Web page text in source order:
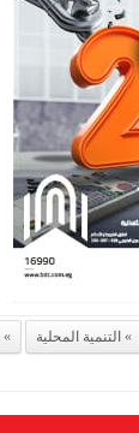
التنمية المحلية